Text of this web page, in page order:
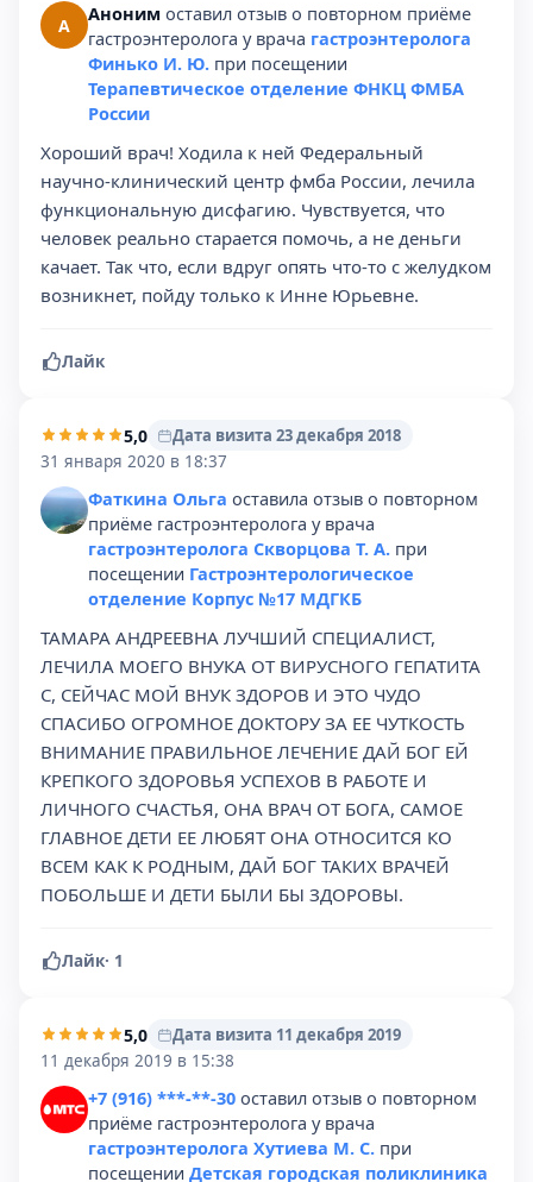
А Аноним оставил отзыв о повторном приёме
гастроэнтеролога у врача гастроэнтеролога
Финько И. Ю. при посещении
Терапевтическое отделение ФНКЦ ФМБА
России
Хороший врач! Ходила к ней Федеральный
научно-клинический центр фмба России, лечила
функциональную дисфагию. Чувствуется, что
человек реально старается помочь, а не деньги
качает. Так что, если вдруг опять что-то с желудком
возникнет, пойду только к Инне Юрьевне.
Лайк
5,0
Дата визита 23 декабря 2018
31 января 2020 в 18:37
Фаткина Ольга оставила отзыв о повторном
приёме гастроэнтеролога у врача
гастроэнтеролога Скворцова Т. А. при
посещении Гастроэнтерологическое
отделение Корпус №17 МДГКБ
ТАМАРА АНДРЕЕВНА ЛУЧШИЙ СПЕЦИАЛИСТ,
ЛЕЧИЛА МОЕГО ВНУКА ОТ ВИРУСНОГО ГЕПАТИТА
С, СЕЙЧАС МОЙ ВНУК ЗДОРОВ И ЭТО ЧУДО
СПАСИБО ОГРОМНОЕ ДОКТОРУ ЗА ЕЕ ЧУТКОСТЬ
ВНИМАНИЕ ПРАВИЛЬНОЕ ЛЕЧЕНИЕ ДАЙ БОГ ЕЙ
КРЕПКОГО ЗДОРОВЬЯ УСПЕХОВ В РАБОТЕ И
ЛИЧНОГО СЧАСТЬЯ, ОНА ВРАЧ ОТ БОГА, САМОЕ
ГЛАВНОЕ ДЕТИ ЕЕ ЛЮБЯТ ОНА ОТНОСИТСЯ КО
ВСЕМ КАК К РОДНЫМ, ДАЙ БОГ ТАКИХ ВРАЧЕЙ
ПОБОЛЬШЕ И ДЕТИ БЫЛИ БЫ ЗДОРОВЫ.
Лайк· 1
5,0
Дата визита 11 декабря 2019
11 декабря 2019 в 15:38
+7 (916) ***-**-30 оставил отзыв о повторном
приёме гастроэнтеролога у врача
гастроэнтеролога Хутиева М. С. при
посещении Детская городская поликлиника